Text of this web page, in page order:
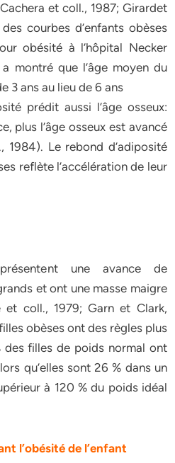
et coll., 1987; Girardet
courbes d’enfants obèses
obésité à l’hôpital Necker
montré que l’âge moyen du
3 ans au lieu de 6 ans
prédit aussi l’âge osseux:
plus l’âge osseux est avancé
1984). Le rebond d’adiposité
reflète l’accélération de leur
une avance de
et ont une masse maigre
et coll., 1979; Garn et Clark,
obèses ont des règles plus
des filles de poids normal ont
qu’elles sont 26 % dans un
à 120 % du poids idéal
l’obésité de l’enfant